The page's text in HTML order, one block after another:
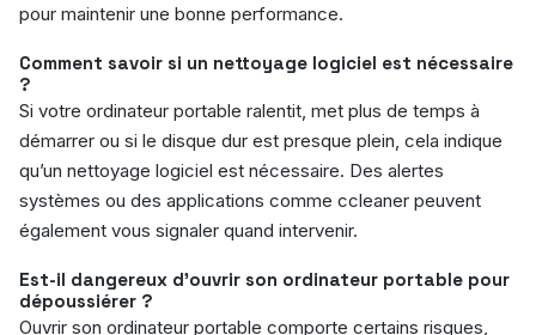
pour maintenir une bonne performance.
Comment savoir si un nettoyage logiciel est nécessaire
?
Si votre ordinateur portable ralentit, met plus de temps à
démarrer ou si le disque dur est presque plein, cela indique
qu’un nettoyage logiciel est nécessaire. Des alertes
systèmes ou des applications comme ccleaner peuvent
également vous signaler quand intervenir.
Est-il dangereux d’ouvrir son ordinateur portable pour
dépoussiérer ?
Ouvrir son ordinateur portable comporte certains risques,